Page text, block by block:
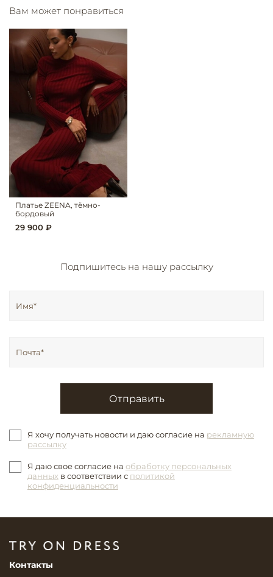
Вам может понравиться
Платье ZEENA, тёмно-
бордовый
29 900 ₽
Подпишитесь на нашу рассылку
Отправить
Я хочу получать новости и даю согласие на рекламную
рассылку
Я даю свое согласие на обработку персональных
данных в соответствии с политикой
конфиденциальности
Контакты